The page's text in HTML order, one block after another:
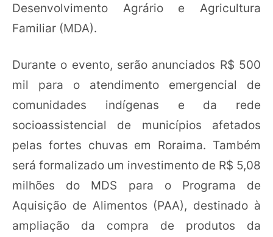
Desenvolvimento Agrário e Agricultura
Familiar (MDA).
Durante o evento, serão anunciados R$ 500
mil para o atendimento emergencial de
comunidades indígenas e da rede
socioassistencial de municípios afetados
pelas fortes chuvas em Roraima. Também
será formalizado um investimento de R$ 5,08
milhões do MDS para o Programa de
Aquisição de Alimentos (PAA), destinado à
ampliação da compra de produtos da